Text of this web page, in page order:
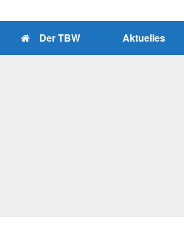
Der TBW Aktuelles